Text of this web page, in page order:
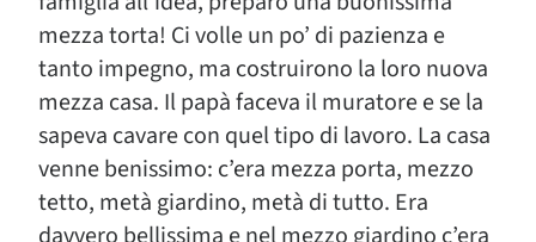
mezza torta! Ci volle un po’ di pazienza e
tanto impegno, ma costruirono la loro nuova
mezza casa. Il papà faceva il muratore e se la
sapeva cavare con quel tipo di lavoro. La casa
venne benissimo: c’era mezza porta, mezzo
tetto, metà giardino, metà di tutto. Era